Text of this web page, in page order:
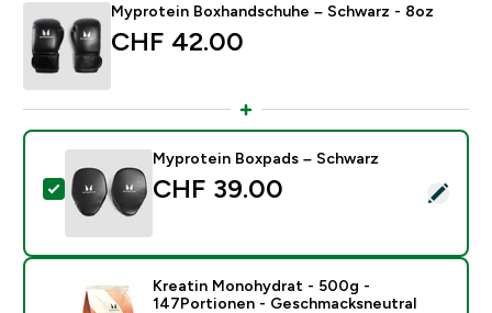
Myprotein Boxhandschuhe – Schwarz - 8oz
CHF 42.00‎
Dieses Produkt ausw�hlen - Myprotein Boxpads –
Myprotein Boxpads – Schwarz
CHF 39.00‎
Kreatin Monohydrat - 500g -
147Portionen - Geschmacksneutral